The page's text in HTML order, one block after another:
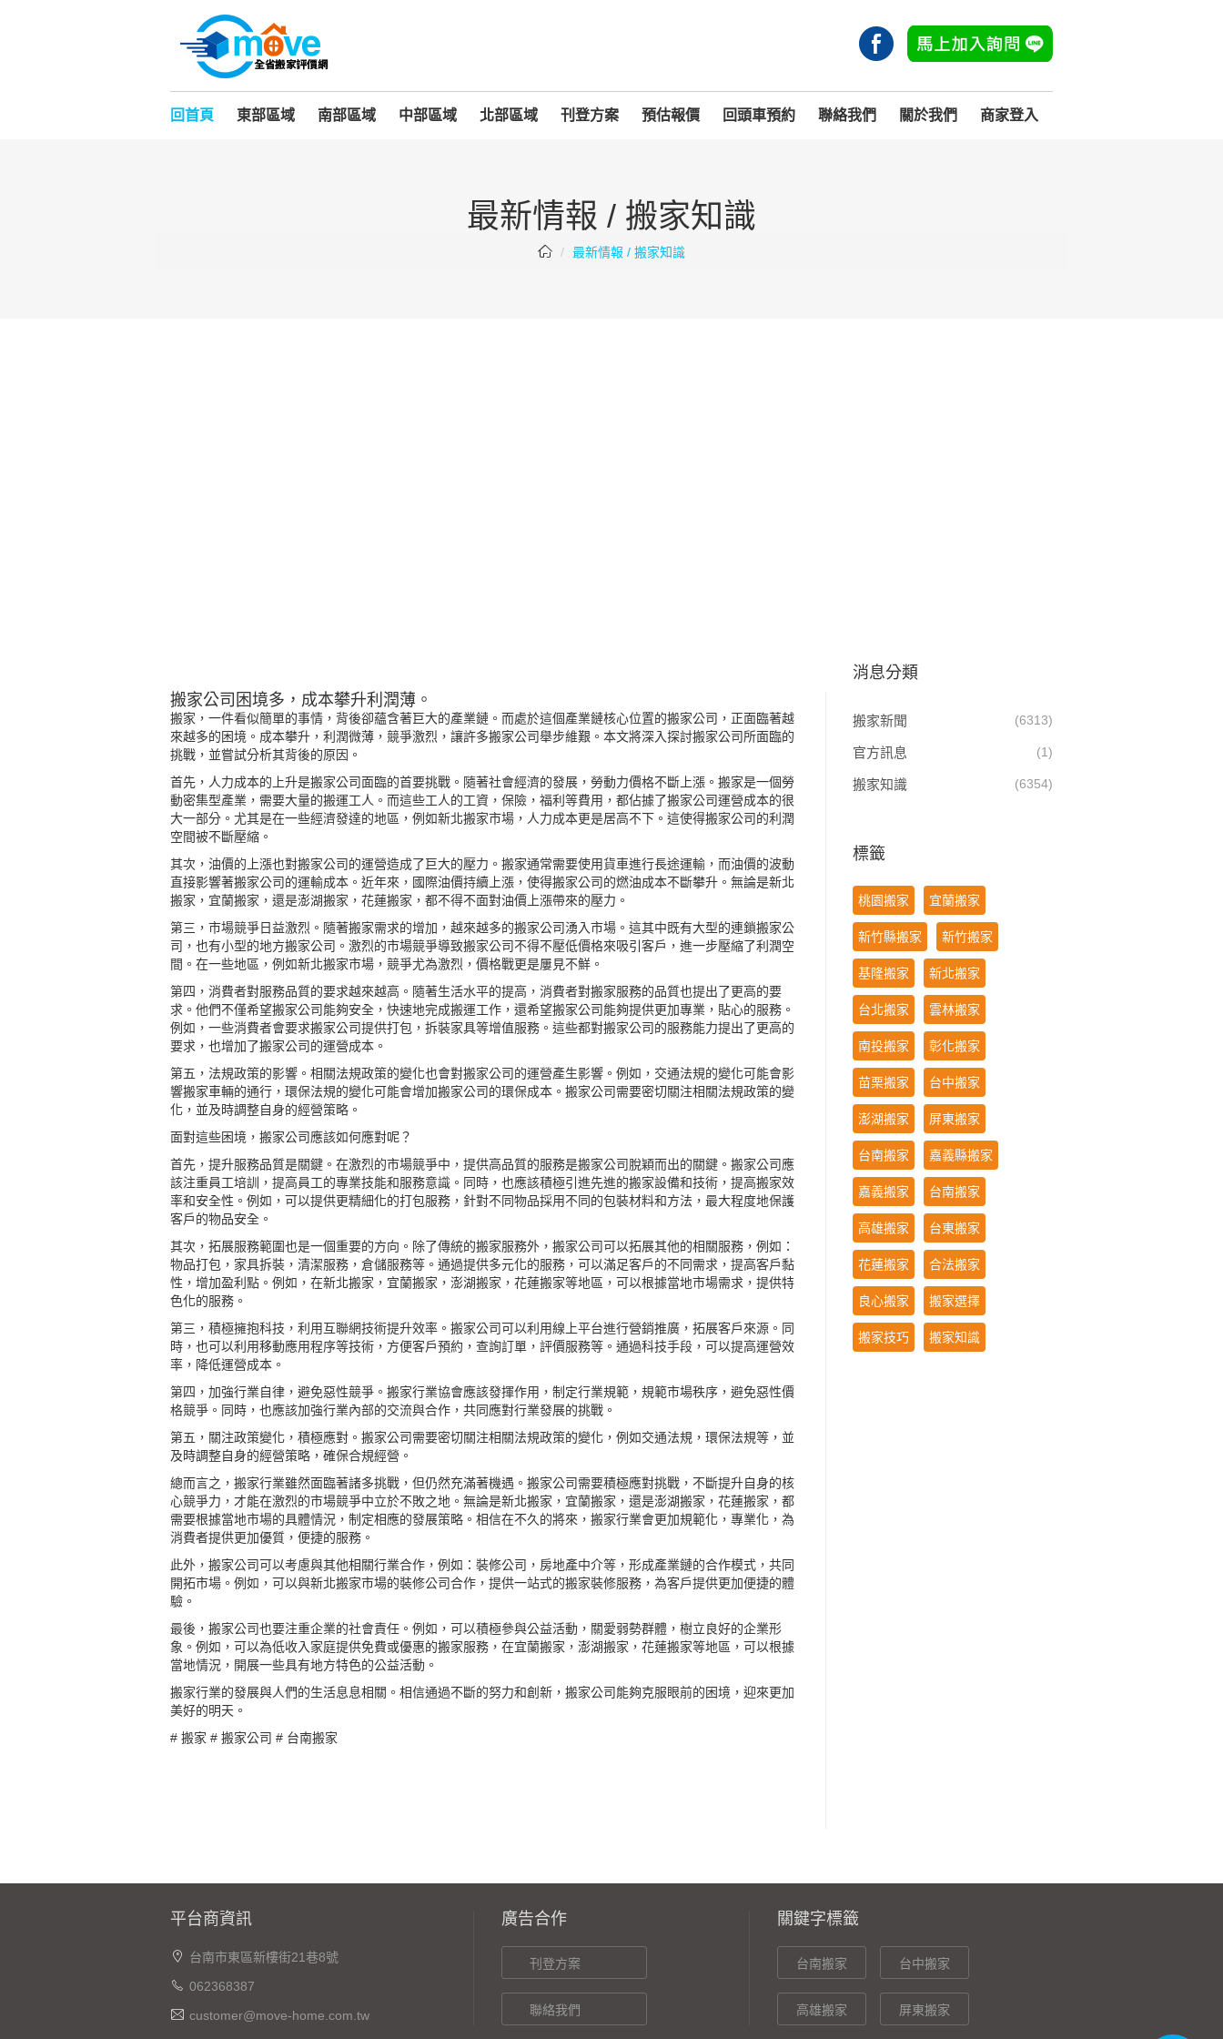
回首頁 東部區域 南部區域 中部區域 北部區域 刊登方案 預估報價 回頭車預約 聯絡我們 關於我們 商家登入
最新情報 / 搬家知識
最新情報 / 搬家知識
搬家公司困境多，成本攀升利潤薄。
搬家，一件看似簡單的事情，背後卻蘊含著巨大的產業鏈。而處於這個產業鏈核心位置的搬家公司，正面臨著越
來越多的困境。成本攀升，利潤微薄，競爭激烈，讓許多搬家公司舉步維艱。本文將深入探討搬家公司所面臨的
挑戰，並嘗試分析其背後的原因。
首先，人力成本的上升是搬家公司面臨的首要挑戰。隨著社會經濟的發展，勞動力價格不斷上漲。搬家是一個勞
動密集型產業，需要大量的搬運工人。而這些工人的工資，保險，福利等費用，都佔據了搬家公司運營成本的很
大一部分。尤其是在一些經濟發達的地區，例如新北搬家市場，人力成本更是居高不下。這使得搬家公司的利潤
空間被不斷壓縮。
其次，油價的上漲也對搬家公司的運營造成了巨大的壓力。搬家通常需要使用貨車進行長途運輸，而油價的波動
直接影響著搬家公司的運輸成本。近年來，國際油價持續上漲，使得搬家公司的燃油成本不斷攀升。無論是新北
搬家，宜蘭搬家，還是澎湖搬家 ， 花蓮搬家 ，都不得不面對油價上漲帶來的壓力。
第三，市場競爭日益激烈。隨著搬家需求的增加，越來越多的搬家公司湧入市場。這其中既有大型的連鎖搬家公
司，也有小型的地方搬家公司。激烈的市場競爭導致搬家公司不得不壓低價格來吸引客戶，進一步壓縮了利潤空
間。在一些地區，例如新北搬家市場，競爭尤為激烈，價格戰更是屢見不鮮。
第四，消費者對服務品質的要求越來越高。隨著生活水平的提高，消費者對搬家服務的品質也提出了更高的要
求。他們不僅希望搬家公司能夠安全，快速地完成搬運工作，還希望搬家公司能夠提供更加專業，貼心的服務。
例如，一些消費者會要求搬家公司提供打包，拆裝家具等增值服務。這些都對搬家公司的服務能力提出了更高的
要求，也增加了搬家公司的運營成本。
第五，法規政策的影響。相關法規政策的變化也會對搬家公司的運營產生影響。例如，交通法規的變化可能會影
響搬家車輛的通行，環保法規的變化可能會增加搬家公司的環保成本。搬家公司需要密切關注相關法規政策的變
化，並及時調整自身的經營策略。
面對這些困境，搬家公司應該如何應對呢？
首先，提升服務品質是關鍵。在激烈的市場競爭中，提供高品質的服務是搬家公司脫穎而出的關鍵。搬家公司應
該注重員工培訓，提高員工的專業技能和服務意識。同時，也應該積極引進先進的搬家設備和技術，提高搬家效
率和安全性。例如，可以提供更精細化的打包服務，針對不同物品採用不同的包裝材料和方法，最大程度地保護
客戶的物品安全。
其次，拓展服務範圍也是一個重要的方向。除了傳統的搬家服務外，搬家公司可以拓展其他的相關服務，例如：
物品打包，家具拆裝，清潔服務，倉儲服務等。通過提供多元化的服務，可以滿足客戶的不同需求，提高客戶黏
性，增加盈利點。例如，在新北搬家，宜蘭搬家，澎湖搬家，花蓮搬家等地區，可以根據當地市場需求，提供特
色化的服務。
第三，積極擁抱科技，利用互聯網技術提升效率。搬家公司可以利用線上平台進行營銷推廣，拓展客戶來源。同
時，也可以利用移動應用程序等技術，方便客戶預約，查詢訂單，評價服務等。通過科技手段，可以提高運營效
率，降低運營成本。
第四，加強行業自律，避免惡性競爭。搬家行業協會應該發揮作用，制定行業規範，規範市場秩序，避免惡性價
格競爭。同時，也應該加強行業內部的交流與合作，共同應對行業發展的挑戰。
第五，關注政策變化，積極應對。搬家公司需要密切關注相關法規政策的變化，例如交通法規，環保法規等，並
及時調整自身的經營策略，確保合規經營。
總而言之，搬家行業雖然面臨著諸多挑戰，但仍然充滿著機遇。搬家公司需要積極應對挑戰，不斷提升自身的核
心競爭力，才能在激烈的市場競爭中立於不敗之地。無論是新北搬家，宜蘭搬家，還是澎湖搬家，花蓮搬家，都
需要根據當地市場的具體情況，制定相應的發展策略。相信在不久的將來，搬家行業會更加規範化，專業化，為
消費者提供更加優質，便捷的服務。
此外，搬家公司可以考慮與其他相關行業合作，例如：裝修公司，房地產中介等，形成產業鏈的合作模式，共同
開拓市場。例如，可以與新北搬家市場的裝修公司合作，提供一站式的搬家裝修服務，為客戶提供更加便捷的體
驗。
最後，搬家公司也要注重企業的社會責任。例如，可以積極參與公益活動，關愛弱勢群體，樹立良好的企業形
象。例如，可以為低收入家庭提供免費或優惠的搬家服務，在宜蘭搬家，澎湖搬家，花蓮搬家等地區，可以根據
當地情況，開展一些具有地方特色的公益活動。
搬家行業的發展與人們的生活息息相關。相信通過不斷的努力和創新，搬家公司能夠克服眼前的困境，迎來更加
美好的明天。
# 搬家 # 搬家公司 # 台南搬家
消息分類
搬家新聞 (6313)
官方訊息 (1)
搬家知識 (6354)
標籤
桃園搬家 宜蘭搬家
新竹縣搬家 新竹搬家
基隆搬家 新北搬家
台北搬家 雲林搬家
南投搬家 彰化搬家
苗栗搬家 台中搬家
澎湖搬家 屏東搬家
台南搬家 嘉義縣搬家
嘉義搬家 台南搬家
高雄搬家 台東搬家
花蓮搬家 合法搬家
良心搬家 搬家選擇
搬家技巧 搬家知識
平台商資訊
台南市東區新樓街21巷8號
062368387
customer@move-home.com.tw
廣告合作
刊登方案
聯絡我們
關鍵字標籤
台南搬家 台中搬家
高雄搬家 屏東搬家